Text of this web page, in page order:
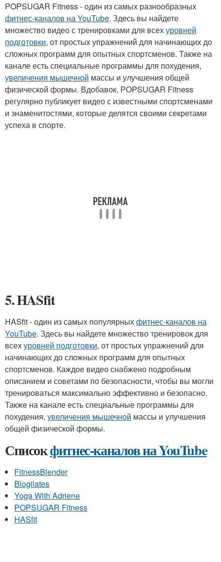
POPSUGAR Fitness - один из самых разнообразных
фитнес-каналов на YouTube. Здесь вы найдете
множество видео с тренировками для всехуровней
подготовки, от простых упражнений для начинающих до
сложных программ для опытных спортсменов. Также на
канале есть специальные программы для похудения,
увеличения мышечной массы и улучшения общей
физической формы. Вдобавок, POPSUGAR Fitness
регулярно публикует видео с известными спортсменами
и знаменитостями, которые делятся своими секретами
успеха в спорте.
5. HASfit
HASfit - один из самых популярныхфитнес-каналов на
YouTube. Здесь вы найдете множество тренировок для
всехуровней подготовки, от простых упражнений для
начинающих до сложных программ для опытных
спортсменов. Каждое видео снабжено подробным
описанием и советами по безопасности, чтобы вы могли
тренироваться максимально эффективно и безопасно.
Также на канале есть специальные программы для
похудения, увеличения мышечной массы и улучшения
общей физической формы.
Списокфитнес-каналов на YouTube
FitnessBlender
Blogilates
Yoga With Adriene
POPSUGAR Fitness
HASfit